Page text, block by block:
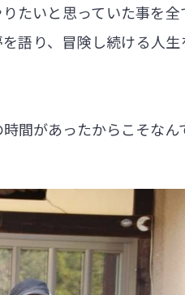
たいと思っていた事を全
語り、冒険し続ける人
間があったからこそなん